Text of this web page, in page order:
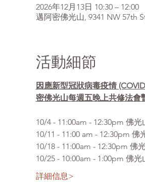
2026年12月13日 10:30 – 12:00
邁阿密佛光山, 9341 NW 57th
活動細節
因應新型冠狀病毒疫情
密佛光山每週五晚上共修法會
10/4 - 11:00am - 12:30pm 佛
10/11 - 11:00 am - 12:30pm
10/18 - 11:00am - 12:30pm 佛
10/25 - 10:00am - 1:00pm 佛
詳細信息>